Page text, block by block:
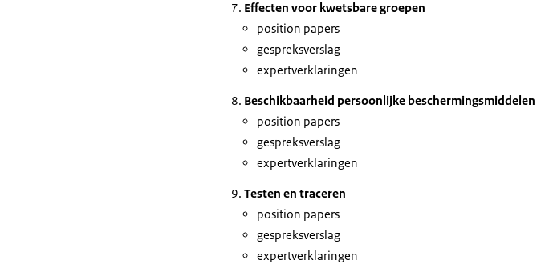
Effecten voor kwetsbare groepen
position papers
gespreksverslag
expertverklaringen
Beschikbaarheid persoonlijke beschermingsmiddelen
position papers
gespreksverslag
expertverklaringen
Testen en traceren
position papers
gespreksverslag
expertverklaringen